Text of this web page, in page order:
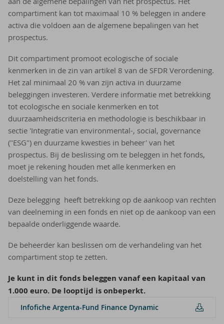
compartiment kan tot maximaal 10 % beleggen in andere
activa die voldoen aan de algemene bepalingen van het
prospectus.
Dit compartiment promoot ecologische of sociale
kenmerken in de zin van artikel 8 van de SFDR Verordening.
Het zal minimaal 20 % van zijn activa in duurzame
beleggingen investeren. Verdere informatie met betrekking
tot ecologische en sociale kenmerken en tot
duurzaamheidscriteria en methodologie is beschikbaar in
sectie 'Integratie van environmental-, social, governance
("ESG") en duurzame kwesties in beheer' van het
prospectus. Bij de beslissing om te beleggen in het fonds,
moet je rekening houden met alle kenmerken en
doelstelling van het fonds.
Deze belegging heeft betrekking op de aankoop van rechten
van deelneming in een fonds en niet op de aankoop van een
bepaalde onderliggende waarde.
De beheerder kan beslissen om de verhandeling van het
compartiment stop te zetten.
Je kunt in dit fonds beleggen vanaf een kapitaal van
1.000 euro. De looptijd is onbeperkt.
In­f­o­fi­che Argenta-​Fund Fi­nan­ce Dy­na­mic